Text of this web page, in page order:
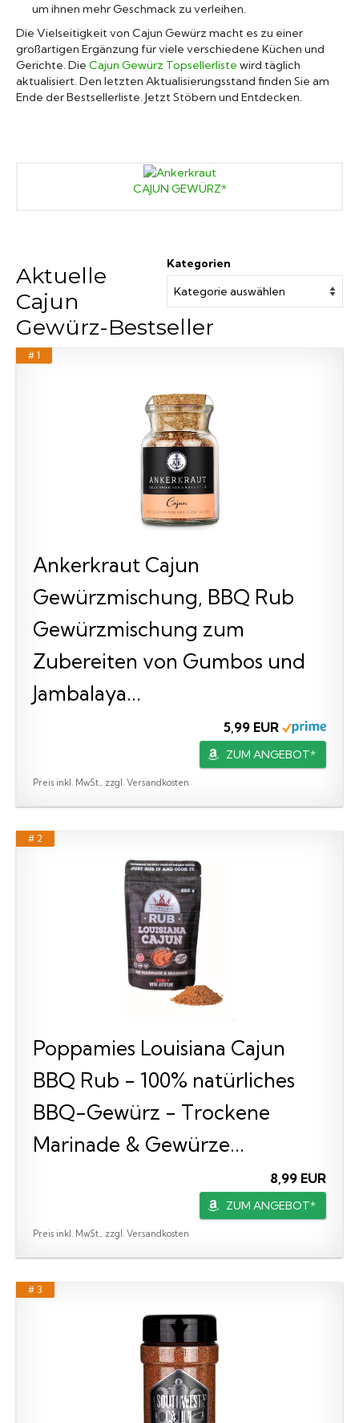
um ihnen mehr Geschmack zu verleihen.
Die Vielseitigkeit von Cajun Gewürz macht es zu einer
großartigen Ergänzung für viele verschiedene Küchen und
Gerichte. Die Cajun Gewürz Topsellerliste wird täglich
aktualisiert. Den letzten Aktualisierungsstand finden Sie am
Ende der Bestsellerliste. Jetzt Stöbern und Entdecken.
CAJUN GEWÜRZ*
Kategorien
Aktuelle
Cajun
Gewürz-Bestseller
# 1
Ankerkraut Cajun
Gewürzmischung, BBQ Rub
Gewürzmischung zum
Zubereiten von Gumbos und
Jambalaya...
5,99 EUR
ZUM ANGEBOT*
Preis inkl. MwSt., zzgl. Versandkosten
# 2
Poppamies Louisiana Cajun
BBQ Rub - 100% natürliches
BBQ-Gewürz - Trockene
Marinade & Gewürze...
8,99 EUR
ZUM ANGEBOT*
Preis inkl. MwSt., zzgl. Versandkosten
# 3